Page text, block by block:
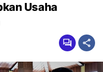
Usaha